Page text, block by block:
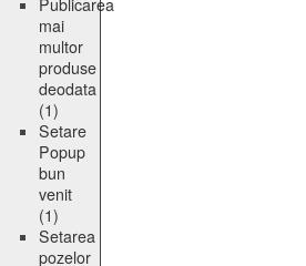
Publicarea
mai
multor
produse
deodata
(1)
Setare
Popup
bun
venit
(1)
Setarea
pozelor